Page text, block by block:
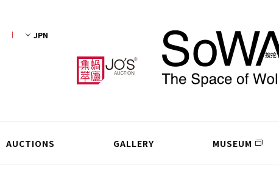
AUCTIONS GALLERY MUSEUM